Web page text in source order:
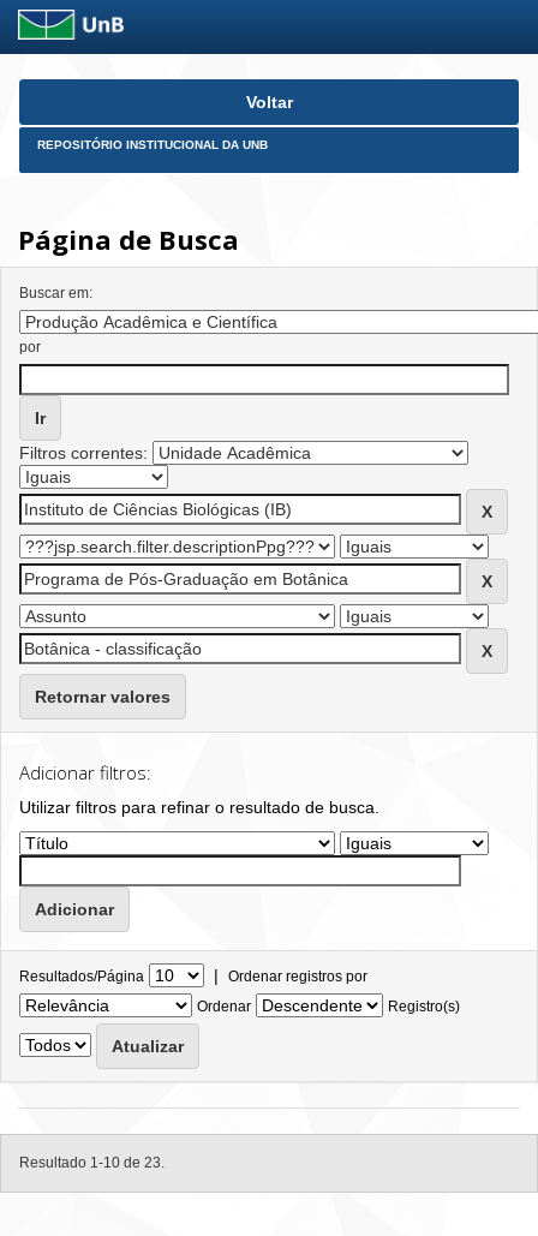
Skip
Voltar
REPOSITÓRIO INSTITUCIONAL DA UNB
Página de Busca
Buscar em:
por
Filtros correntes:
Retornar valores
Adicionar filtros:
Utilizar filtros para refinar o resultado de busca.
Resultados/Página | Ordenar registros por
Ordenar
Registro(s)
Resultado 1-10 de 23.